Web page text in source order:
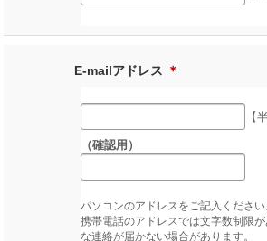
E-mailアドレス ＊
【
（確認用）
パソコンのアドレスをご記入ください
携帯電話のアドレスでは文字数制限
な連絡が届かない場合があります。